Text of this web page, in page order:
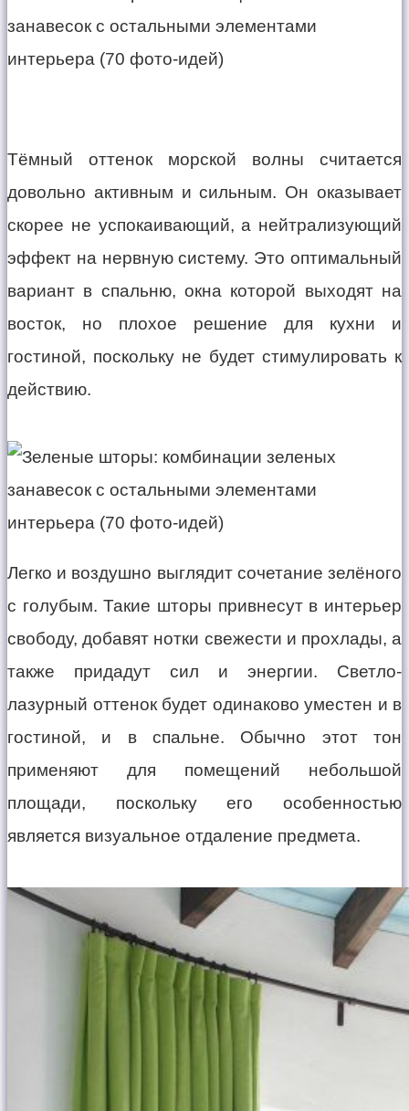
Тёмный оттенок морской волны считается
довольно активным и сильным. Он оказывает
скорее не успокаивающий, а нейтрализующий
эффект на нервную систему. Это оптимальный
вариант в спальню, окна которой выходят на
восток, но плохое решение для кухни и
гостиной, поскольку не будет стимулировать к
действию.
Легко и воздушно выглядит сочетание зелёного
с голубым. Такие шторы привнесут в интерьер
свободу, добавят нотки свежести и прохлады, а
также придадут сил и энергии. Светло-
лазурный оттенок будет одинаково уместен и в
гостиной, и в спальне. Обычно этот тон
применяют для помещений небольшой
площади, поскольку его особенностью
является визуальное отдаление предмета.